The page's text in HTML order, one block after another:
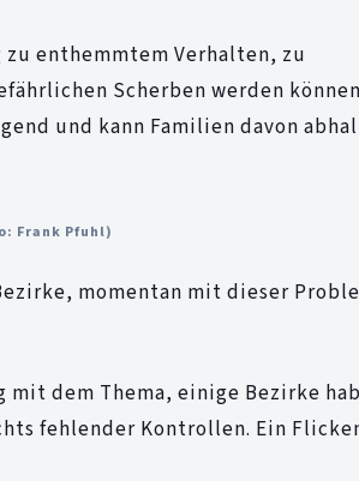
enthemmtem Verhalten, zu
Scherben werden
und kann Familien davon
Frank Pfuhl)
momentan mit dieser
dem Thema, einige Bezirke
fehlender Kontrollen. Ein